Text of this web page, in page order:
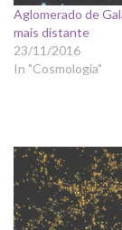
Aglomerado de
mais distante
23/11/2016
In "Cosmologia"